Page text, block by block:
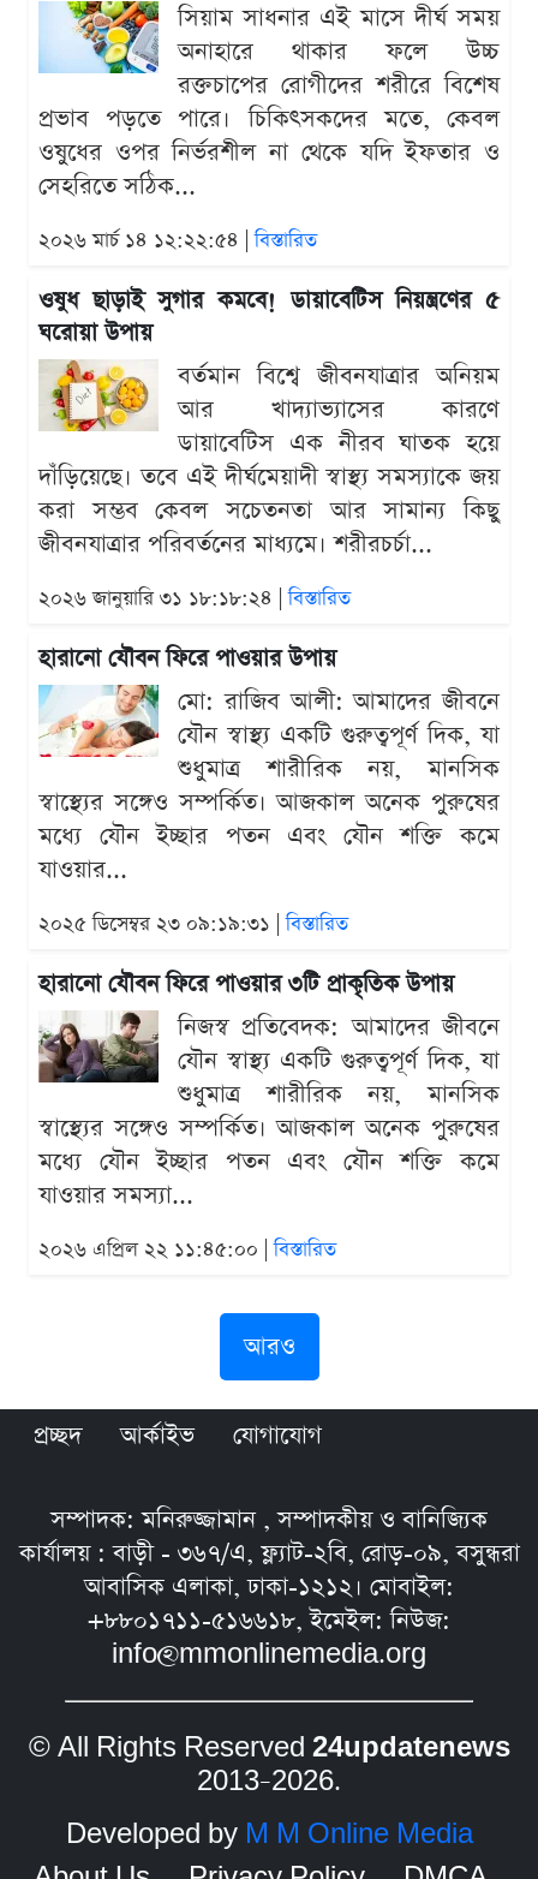
সিয়াম সাধনার এই মাসে দীর্ঘ সময়
অনাহারে থাকার ফলে উচ্চ
রক্তচাপের রোগীদের শরীরে বিশেষ
প্রভাব পড়তে পারে। চিকিৎসকদের মতে, কেবল
ওষুধের ওপর নির্ভরশীল না থেকে যদি ইফতার ও
সেহরিতে সঠিক...
২০২৬ মার্চ ১৪ ১২:২২:৫৪ |বিস্তারিত
ওষুধ ছাড়াই সুগার কমবে! ডায়াবেটিস নিয়ন্ত্রণের ৫
ঘরোয়া উপায়
বর্তমান বিশ্বে জীবনযাত্রার অনিয়ম
আর খাদ্যাভ্যাসের কারণে
ডায়াবেটিস এক নীরব ঘাতক হয়ে
দাঁড়িয়েছে। তবে এই দীর্ঘমেয়াদী স্বাস্থ্য সমস্যাকে জয়
করা সম্ভব কেবল সচেতনতা আর সামান্য কিছু
জীবনযাত্রার পরিবর্তনের মাধ্যমে। শরীরচর্চা...
২০২৬ জানুয়ারি ৩১ ১৮:১৮:২৪ |বিস্তারিত
হারানো যৌবন ফিরে পাওয়ার উপায়
মো: রাজিব আলী: আমাদের জীবনে
যৌন স্বাস্থ্য একটি গুরুত্বপূর্ণ দিক, যা
শুধুমাত্র শারীরিক নয়, মানসিক
স্বাস্থ্যের সঙ্গেও সম্পর্কিত। আজকাল অনেক পুরুষের
মধ্যে যৌন ইচ্ছার পতন এবং যৌন শক্তি কমে
যাওয়ার...
২০২৫ ডিসেম্বর ২৩ ০৯:১৯:৩১ |বিস্তারিত
হারানো যৌবন ফিরে পাওয়ার ৩টি প্রাকৃতিক উপায়
নিজস্ব প্রতিবেদক: আমাদের জীবনে
যৌন স্বাস্থ্য একটি গুরুত্বপূর্ণ দিক, যা
শুধুমাত্র শারীরিক নয়, মানসিক
স্বাস্থ্যের সঙ্গেও সম্পর্কিত। আজকাল অনেক পুরুষের
মধ্যে যৌন ইচ্ছার পতন এবং যৌন শক্তি কমে
যাওয়ার সমস্যা...
২০২৬ এপ্রিল ২২ ১১:৪৫:০০ |বিস্তারিত
আরও
প্রচ্ছদ আর্কাইভ যোগাযোগ
সম্পাদক: মনিরুজ্জামান , সম্পাদকীয় ও বানিজ্যিক
কার্যালয় : বাড়ী - ৩৬৭/এ, ফ্ল্যাট-২বি, রোড়-০৯, বসুন্ধরা
আবাসিক এলাকা, ঢাকা-১২১২। মোবাইল:
+৮৮০১৭১১-৫১৬৬১৮, ইমেইল: নিউজ:
info@mmonlinemedia.org
© All Rights Reserved 24updatenews
2013–2026.
Developed by M M Online Media